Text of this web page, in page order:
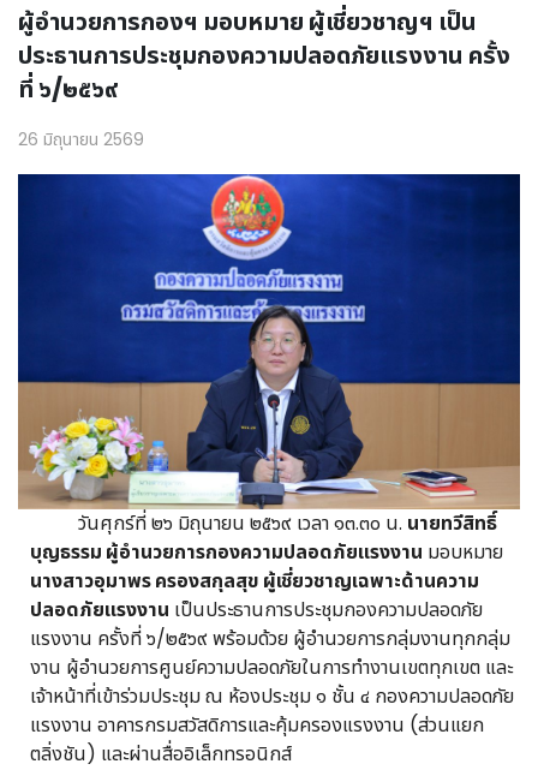
ผู้อำนวยการกองฯ มอบหมาย ผู้เชี่ยวชาญฯ เป็น
ประธานการประชุมกองความปลอดภัยแรงงาน ครั้ง
ที่ ๖/๒๕๖๙
26 มิถุนายน 2569
วันศุกร์ที่ ๒๖ มิถุนายน ๒๕๖๙ เวลา ๑๓.๓๐ น. นายทวีสิทธิ์
บุญธรรม ผู้อำนวยการกองความปลอดภัยแรงงาน มอบหมาย
นางสาวอุมาพร ครองสกุลสุข ผู้เชี่ยวชาญเฉพาะด้านความ
ปลอดภัยแรงงาน เป็นประธานการประชุมกองความปลอดภัย
แรงงาน ครั้งที่ ๖/๒๕๖๙ พร้อมด้วย ผู้อำนวยการกลุ่มงานทุกกลุ่ม
งาน ผู้อำนวยการศูนย์ความปลอดภัยในการทำงานเขตทุกเขต และ
เจ้าหน้าที่เข้าร่วมประชุม ณ ห้องประชุม ๑ ชั้น ๔ กองความปลอดภัย
แรงงาน อาคารกรมสวัสดิการและคุ้มครองแรงงาน (ส่วนแยก
ตลิ่งชัน) และผ่านสื่ออิเล็กทรอนิกส์